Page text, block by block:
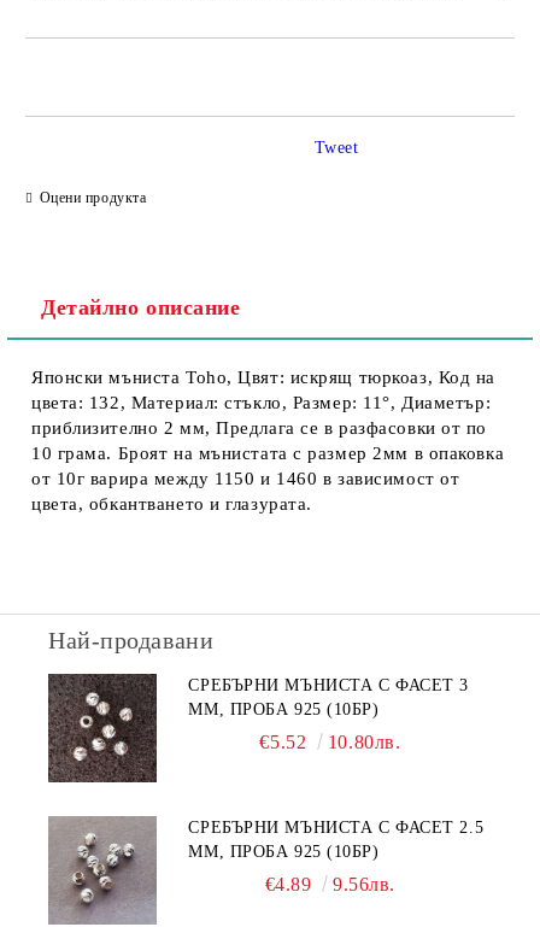
Оцени продукта
Tweet
Детайлно описание
Японски мъниста Toho, Цвят: искрящ тюркоаз, Код на
цвета: 132, Материал: стъкло, Размер: 11°, Диаметър:
приблизително 2 мм, Предлага се в разфасовки от по
10 грама. Броят на мънистата с размер 2мм в опаковка
от 10г варира между 1150 и 1460 в зависимост от
цвета, обкантването и глазурата.
Най-продавани
СРЕБЪРНИ МЪНИСТА С ФАСЕТ 3
ММ, ПРОБА 925 (10БР)
€5.52 10.80лв.
СРЕБЪРНИ МЪНИСТА С ФАСЕТ 2.5
ММ, ПРОБА 925 (10БР)
€4.89 9.56лв.